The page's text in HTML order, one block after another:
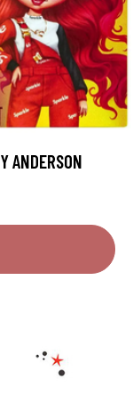
ANDERSON